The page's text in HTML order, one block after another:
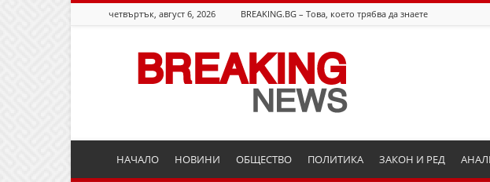
четвъртък, август 6, 2026 BREAKING.BG – Това, което трябва да знаете
Breaking.bg
НАЧАЛО НОВИНИ ОБЩЕСТВО ПОЛИТИКА ЗАКОН И РЕД